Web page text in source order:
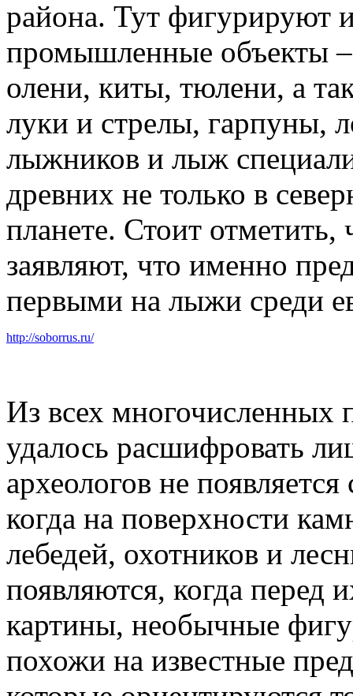
района. Тут фигурируют
промышленные объекты
олени, киты, тюлени, а
луки и стрелы, гарпуны,
лыжников и лыж
древних не только в
планете. Стоит
заявляют, что именно
первыми на лыжи среди
http://soborrus.ru/
Из всех многочисленных
удалось расшифровать
археологов не
когда на поверхности
лебедей, охотников и
появляются, когда перед
картины, необычные
похожи на известные